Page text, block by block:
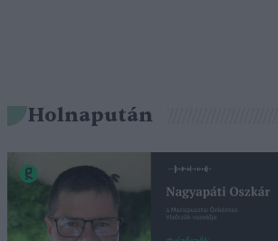
Holnapután